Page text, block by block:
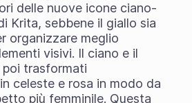
delle nuove icone ciano-
Krita, sebbene il giallo sia
organizzare meglio
visivi. Il ciano e il
trasformati
celeste e rosa in modo da
più femminile. Questa